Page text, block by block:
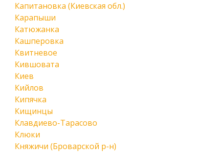
Капитановка (Киевская обл.)
Карапыши
Катюжанка
Кашперовка
Квитневое
Кившовата
Киев
Кийлов
Кипячка
Кищинцы
Клавдиево-Тарасово
Клюки
Княжичи (Броварской р-н)